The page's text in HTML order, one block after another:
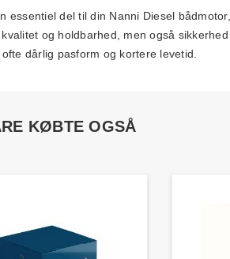
essentiel del til din Nanni Diesel
og holdbarhed, men også
dårlig pasform og kortere levetid.
KØBTE OGSÅ